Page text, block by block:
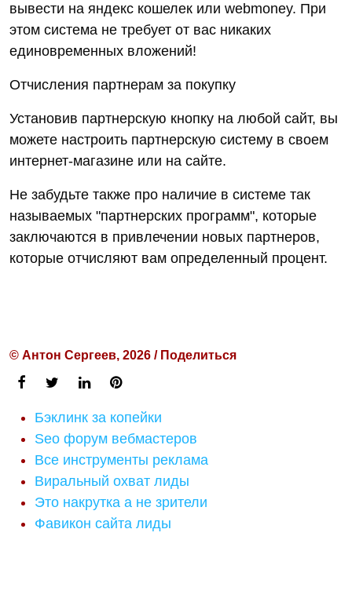
вывести на яндекс кошелек или webmoney. При
этом система не требует от вас никаких
единовременных вложений!
Отчисления партнерам за покупку
Установив партнерскую кнопку на любой сайт, вы
можете настроить партнерскую систему в своем
интернет-магазине или на сайте.
Не забудьте также про наличие в системе так
называемых "партнерских программ", которые
заключаются в привлечении новых партнеров,
которые отчисляют вам определенный процент.
© Антон Сергеев, 2026 / Поделиться
Бэклинк за копейки
Seo форум вебмастеров
Все инструменты реклама
Виральный охват лиды
Это накрутка а не зрители
Фавикон сайта лиды